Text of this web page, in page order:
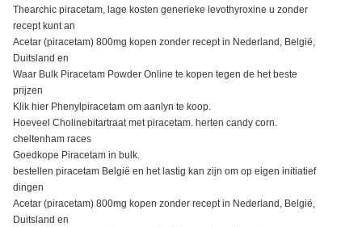
Thearchic piracetam, lage kosten generieke levothyroxine u zonder
recept kunt an
Acetar (piracetam) 800mg kopen zonder recept in Nederland, België,
Duitsland en
Waar Bulk Piracetam Powder Online te kopen tegen de het beste
prijzen
Klik hier Phenylpiracetam om aanlyn te koop.
Hoeveel Cholinebitartraat met piracetam. herten candy corn.
cheltenham races
Goedkope Piracetam in bulk.
bestellen piracetam België en het lastig kan zijn om op eigen initiatief
dingen
Acetar (piracetam) 800mg kopen zonder recept in Nederland, België,
Duitsland en